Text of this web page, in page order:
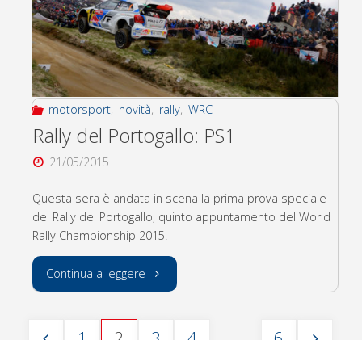
nel
rally
di
Portogallo"
motorsport, novità, rally, WRC
Rally del Portogallo: PS1
21/05/2015
Questa sera è andata in scena la prima prova speciale
del Rally del Portogallo, quinto appuntamento del World
Rally Championship 2015.
Continua a leggere "Rally